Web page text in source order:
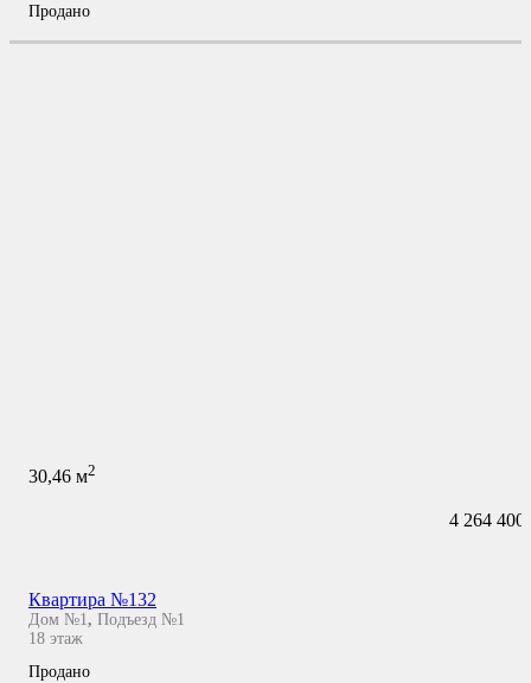
Продано
30,46 м2
4 264 400
Квартира №132
Дом №1, Подъезд №1
18 этаж
Продано